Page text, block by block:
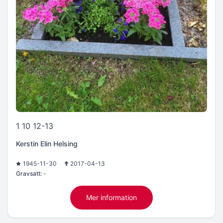
1 10 12-13
Kerstin Elin Helsing
1945-11-30
2017-04-13
Gravsatt: -
Mer information